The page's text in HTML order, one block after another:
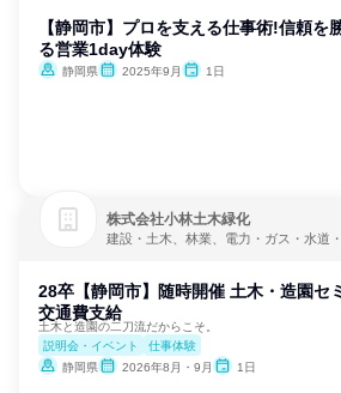
【静岡市】プロを支える仕事術!信頼を
る営業1day体験
静岡県 2025年9月 1日
株式会社小林土木緑化
建設・土木、林業、電力・ガス・水道
28卒【静岡市】随時開催 土木・造園セ
交通費支給
土木と造園の二刀流だからこそ。
説明会・イベント
仕事体験
静岡県
2026年8月・9月 1日